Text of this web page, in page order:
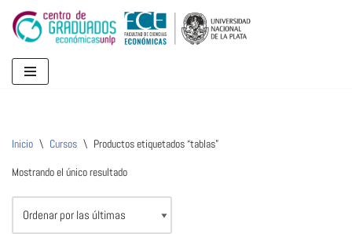
Ir
al
contenido
Inicio \ Cursos \ Productos etiquetados “tablas”
Mostrando el único resultado